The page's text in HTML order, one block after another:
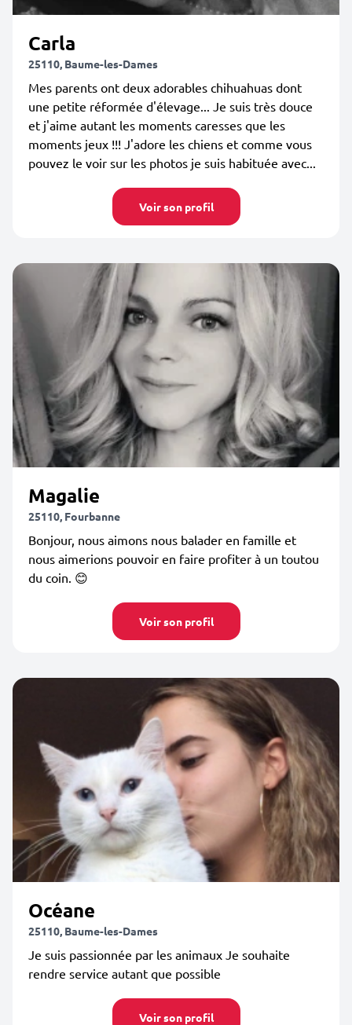
Carla
25110, Baume-les-Dames
Mes parents ont deux adorables chihuahuas dont
une petite réformée d'élevage... Je suis très douce
et j'aime autant les moments caresses que les
moments jeux !!! J'adore les chiens et comme vous
pouvez le voir sur les photos je suis habituée avec...
Voir son profil
Magalie
25110, Fourbanne
Bonjour, nous aimons nous balader en famille et
nous aimerions pouvoir en faire profiter à un toutou
du coin. 😊
Voir son profil
Océane
25110, Baume-les-Dames
Je suis passionnée par les animaux Je souhaite
rendre service autant que possible
Voir son profil